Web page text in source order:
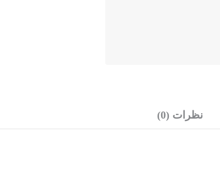
نظرات (0)